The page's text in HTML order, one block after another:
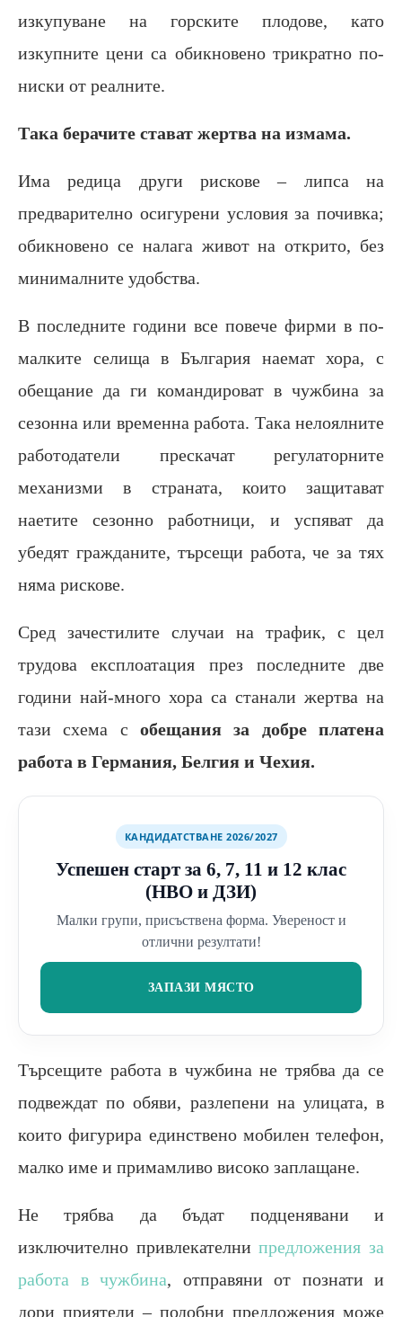
изкупуване на горските плодове, като
изкупните цени са обикновено трикратно по-
ниски от реалните.
Така берачите стават жертва на измама.
Има редица други рискове – липса на
предварително осигурени условия за почивка;
обикновено се налага живот на открито, без
минималните удобства.
В последните години все повече фирми в по-
малките селища в България наемат хора, с
обещание да ги командироват в чужбина за
сезонна или временна работа. Така нелоялните
работодатели прескачат регулаторните
механизми в страната, които защитават
наетите сезонно работници, и успяват да
убедят гражданите, търсещи работа, че за тях
няма рискове.
Сред зачестилите случаи на трафик, с цел
трудова експлоатация през последните две
години най-много хора са станали жертва на
тази схема с обещания за добре платена
работа в Германия, Белгия и Чехия.
КАНДИДАТСТВАНЕ 2026/2027
Успешен старт за 6, 7, 11 и 12 клас
(НВО и ДЗИ)
Малки групи, присъствена форма. Увереност и
отлични резултати!
ЗАПАЗИ МЯСТО
Търсещите работа в чужбина не трябва да се
подвеждат по обяви, разлепени на улицата, в
които фигурира единствено мобилен телефон,
малко име и примамливо високо заплащане.
Не трябва да бъдат подценявани и
изключително привлекателнипредложения за
работа в чужбина, отправяни от познати и
дори приятели – подобни предложения може